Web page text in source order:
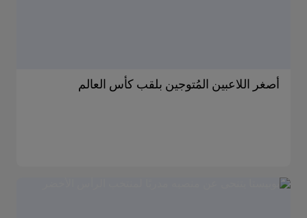
أصغر اللاعبين المُتوجين بلقب كأس العالم